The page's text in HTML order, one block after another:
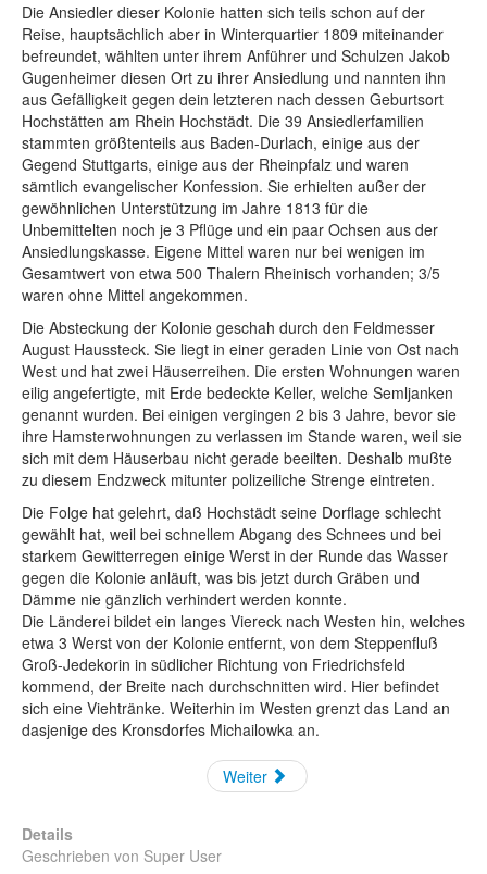
Die Ansiedler dieser Kolonie hatten sich teils schon auf der
Reise, hauptsächlich aber in Winterquartier 1809 miteinander
befreundet, wählten unter ihrem Anführer und Schulzen Jakob
Gugenheimer diesen Ort zu ihrer Ansiedlung und nannten ihn
aus Gefälligkeit gegen dein letzteren nach dessen Geburtsort
Hochstätten am Rhein Hochstädt. Die 39 Ansiedlerfamilien
stammten größtenteils aus Baden-Durlach, einige aus der
Gegend Stuttgarts, einige aus der Rheinpfalz und waren
sämtlich evangelischer Konfession. Sie erhielten außer der
gewöhnlichen Unterstützung im Jahre 1813 für die
Unbemittelten noch je 3 Pflüge und ein paar Ochsen aus der
Ansiedlungskasse. Eigene Mittel waren nur bei wenigen im
Gesamtwert von etwa 500 Thalern Rheinisch vorhanden; 3/5
waren ohne Mittel angekommen.
Die Absteckung der Kolonie geschah durch den Feldmesser
August Haussteck. Sie liegt in einer geraden Linie von Ost nach
West und hat zwei Häuserreihen. Die ersten Wohnungen waren
eilig angefertigte, mit Erde bedeckte Keller, welche Semljanken
genannt wurden. Bei einigen vergingen 2 bis 3 Jahre, bevor sie
ihre Hamsterwohnungen zu verlassen im Stande waren, weil sie
sich mit dem Häuserbau nicht gerade beeilten. Deshalb mußte
zu diesem Endzweck mitunter polizeiliche Strenge eintreten.
Die Folge hat gelehrt, daß Hochstädt seine Dorflage schlecht
gewählt hat, weil bei schnellem Abgang des Schnees und bei
starkem Gewitterregen einige Werst in der Runde das Wasser
gegen die Kolonie anläuft, was bis jetzt durch Gräben und
Dämme nie gänzlich verhindert werden konnte.
Die Länderei bildet ein langes Viereck nach Westen hin, welches
etwa 3 Werst von der Kolonie entfernt, von dem Steppenfluß
Groß-Jedekorin in südlicher Richtung von Friedrichsfeld
kommend, der Breite nach durchschnitten wird. Hier befindet
sich eine Viehtränke. Weiterhin im Westen grenzt das Land an
dasjenige des Kronsdorfes Michailowka an.
Weiter
Details
Geschrieben von Super User